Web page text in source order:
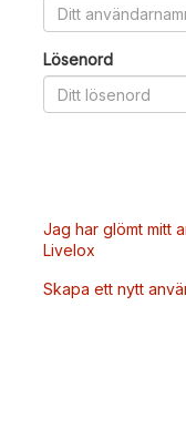
Lösenord
Jag har glömt mitt
Livelox
Skapa ett nytt